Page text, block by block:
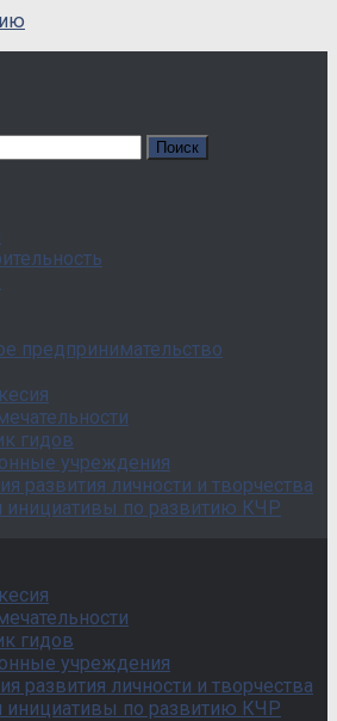
предпринимательство
гидов
учреждения
развития личности и творчества
инициативы по развитию КЧР
гидов
учреждения
развития личности и творчества
инициативы по развитию КЧР